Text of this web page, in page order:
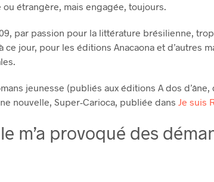
étrangère, mais engagée, toujours.
par passion pour la littérature brésilienne,
jour, pour les éditions Anacaona et
jeunesse (publiés aux éditions A dos
nouvelle, Super-Carioca, publiée dans Je suis
m’a provoqué des